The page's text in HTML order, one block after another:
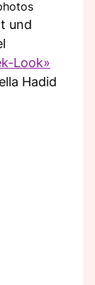
und
Look»
Hadid